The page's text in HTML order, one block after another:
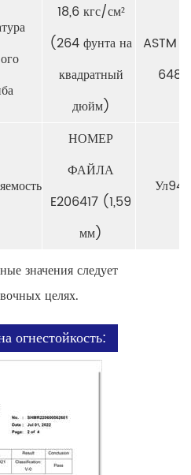
18,6 кгс/см²
(264 фунта на
квадратный
дюйм)
ASTM
648
НОМЕР
ФАЙЛА
E206417 (1,59
мм)
Ул94
значения следует
целях.
огнестойкость: